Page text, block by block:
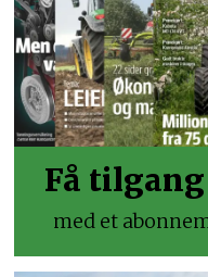
Få
med et